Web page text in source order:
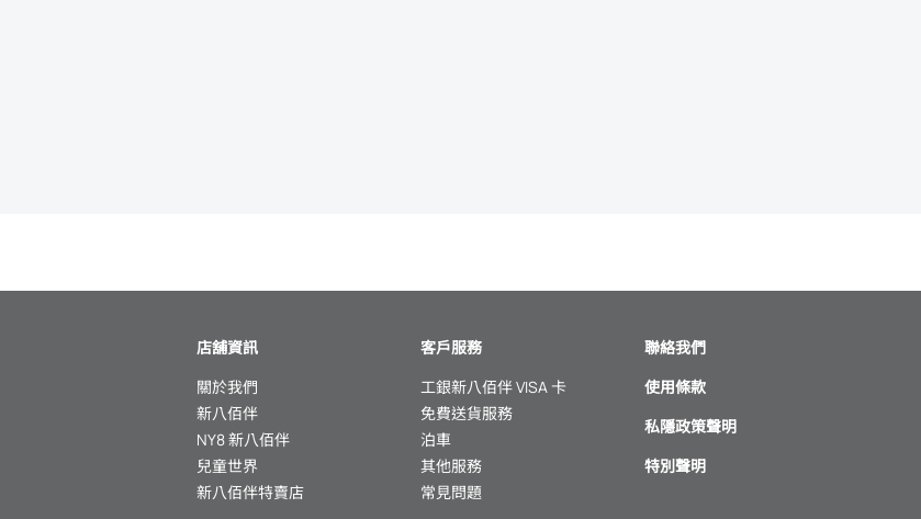
店舖資訊
關於我們
新八佰伴
NY8 新八佰伴
兒童世界
新八佰伴特賣店
客戶服務
工銀新八佰伴 VISA 卡
免費送貨服務
泊車
其他服務
常見問題
聯絡我們
使用條款
私隱政策聲明
特別聲明